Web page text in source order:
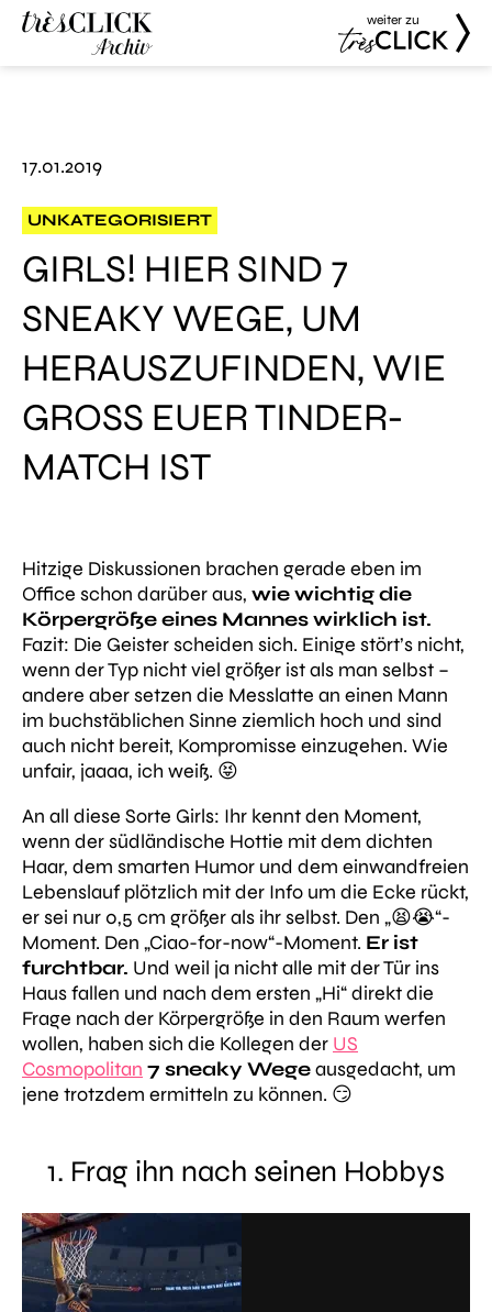
weiter zu
17.01.2019
UNKATEGORISIERT
GIRLS! HIER SIND 7
SNEAKY WEGE, UM
HERAUSZUFINDEN, WIE
GROSS EUER TINDER-M
ATCH IST
Hitzige Diskussionen brachen gerade eben im
Office schon darüber aus, wie wichtig die
Körpergröße eines Manneswirklich ist.
Fazit: Die Geister scheiden sich. Einige stört’s nicht,
wenn der Typ nicht viel größer ist als man selbst –
andere aber setzen die Messlatte an einen Mann
im buchstäblichen Sinne ziemlich hoch und sind
auch nicht bereit, Kompromisse einzugehen. Wie
unfair, jaaaa, ich weiß. 😝
An all diese Sorte Girls: Ihr kennt den Moment,
wenn der südländische Hottie mit dem dichten
Haar, dem smarten Humor und dem einwandfreien
Lebenslauf plötzlich mit der Info um die Ecke rückt,
er sei nur 0,5 cm größer als ihr selbst. Den „😫😭“-
Moment. Den „Ciao-for-now“-Moment. Er ist
furchtbar. Und weil ja nicht alle mit der Tür ins
Haus fallen und nach dem ersten „Hi“ direkt die
Frage nach der Körpergröße in den Raum werfen
wollen, haben sich die Kollegen der US
Cosmopolitan 7 sneaky Wegeausgedacht, um
jene trotzdem ermitteln zu können. 😏
1. Frag ihn nach seinen Hobbys